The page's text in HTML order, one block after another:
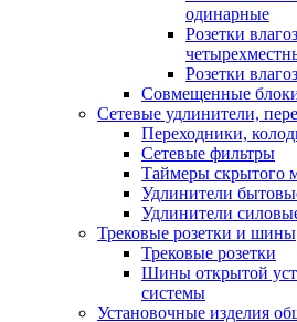
одинарные
Розетки
Розетки
Совмещенные
Сетевые удлинители,
Переходники,
Сетевые фильтры
Таймеры скрытого
Удлинители
Удлинители
Трековые розетки и шины
Трековые розетки
Шины открытой
системы
Установочные изделия